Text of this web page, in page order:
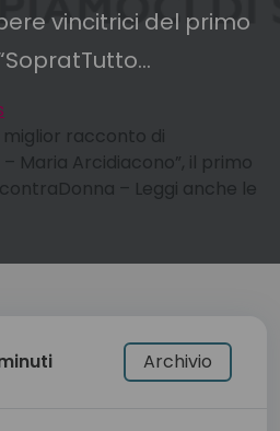
vincitrici del primo
miglior racconto di
Maria Arcidiacono”, il primo
– Leggi anche le
Archivio